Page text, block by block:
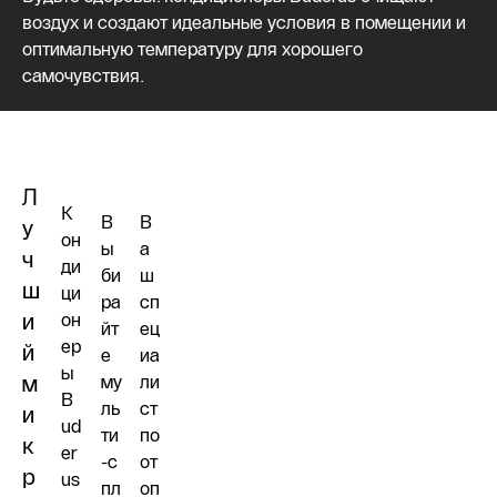
воздух и создают идеальные условия в помещении и
оптимальную температуру для хорошего
самочувствия.
Л
у
ч
ш
и
й
м
и
к
р
К
он
ди
ци
он
ер
ы
B
ud
er
us
В
ы
би
ра
йт
е
му
ль
ти
-с
пл
В
а
ш
сп
ец
иа
ли
ст
по
от
оп